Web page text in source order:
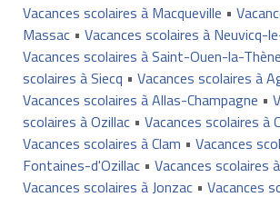
Vacances scolaires à Macqueville •
Massac• Vacances scolaires à Neuvicq-
Vacances scolaires à Saint-Ouen-la-Thène
scolaires à Siecq • Vacances scolaires à
Vacances scolaires à Allas-Champagne •
scolaires à Ozillac• Vacances scolaires à
Vacances scolaires à Clam • Vacances
Fontaines-d'Ozillac• Vacances scolaires
Vacances scolaires à Jonzac• Vacances